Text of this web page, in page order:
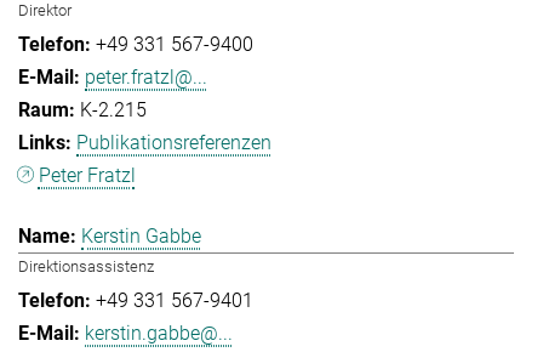
Direktor
+49 331 567-9400
peter.fratzl@...
K-2.215
Publikationsreferenzen
Peter Fratzl
Kerstin Gabbe
Direktionsassistenz
+49 331 567-9401
kerstin.gabbe@...